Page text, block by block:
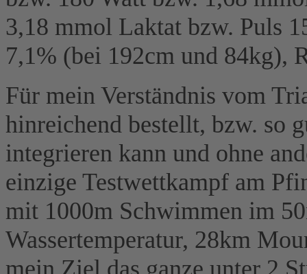
3,18 mmol Laktat bzw. Puls
7,1% (bei 192cm und 84kg),
Für mein Verständnis vom
hinreichend bestellt, bzw. so
integrieren kann und ohne
einzige Testwettkampf am
mit 1000m Schwimmen im
Wassertemperatur, 28km
mein Ziel das ganze unter 2